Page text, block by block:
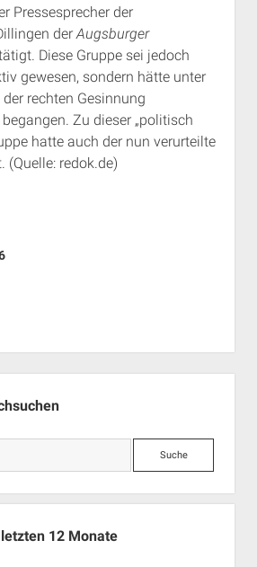
Pressesprecher der
der Augsburger
Diese Gruppe sei jedoch
gewesen, sondern hätte unter
rechten Gesinnung
Zu dieser „politisch
hatte auch der nun verurteilte
(Quelle: redok.de)
Suche
12 Monate